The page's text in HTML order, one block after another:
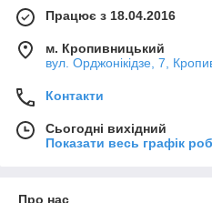
Працює з 18.04.2016
м. Кропивницький
вул. Орджонікідзе, 7,
Контакти
Сьогодні вихідний
Показати весь графік
Про нас